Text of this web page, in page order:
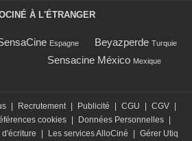
À L'ÉTRANGER
Espagne Beyazperde Turquie
Sensacine México Mexique
| Recrutement | Publicité | CGU | CGV |
cookies | Données Personnelles |
| Les services AlloCiné | Gérer Utiq